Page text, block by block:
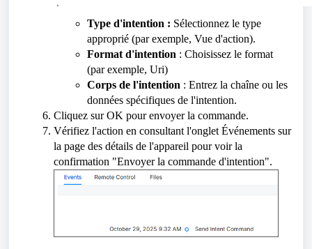
Type d'intention : Sélectionnez le type
approprié (par exemple, Vue d'action).
Format d'intention : Choisissez le format
(par exemple, Uri)
Corps de l'intention : Entrez la chaîne ou les
données spécifiques de l'intention.
Cliquez sur OK pour envoyer la commande.
Vérifiez l'action en consultant l'onglet Événements sur
la page des détails de l'appareil pour voir la
confirmation "Envoyer la commande d'intention".